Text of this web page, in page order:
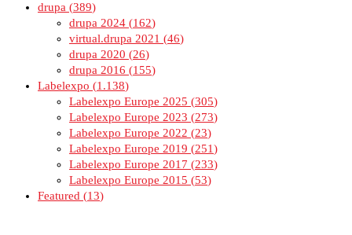
drupa 389
drupa 2024
162
virtual.drupa 2021
46
drupa 2020
26
drupa 2016
155
Labelexpo
1.138
Labelexpo Europe 2025
305
Labelexpo Europe 2023
273
Labelexpo Europe 2022
23
Labelexpo Europe 2019
251
Labelexpo Europe 2017
233
Labelexpo Europe 2015
53
Featured
13